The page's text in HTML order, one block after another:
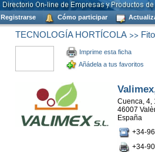
Registrarse Cómo participar
TECNOLOGÍA HORTÍCOLA>>
Imprime esta ficha
Añádela a tus favoritos
Cuenca, 4,
46007
España